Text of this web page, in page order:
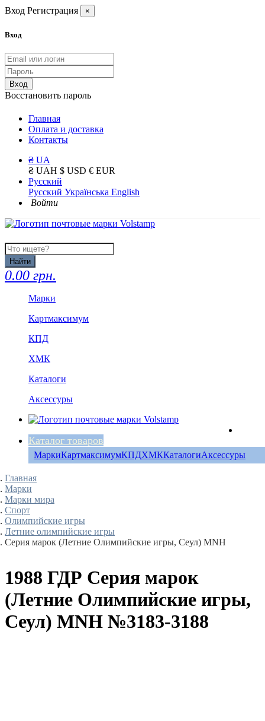
Вход Регистрация ×
Вход
Вход
Восстановить пароль
Главная
Оплата и доставка
Контакты
₴ UA
₴ UAH $ USD € EUR
Русский
Русский Українська English
Войти
Найти
0.00 грн.
Марки
Картмаксимум
КПД
ХМК
Каталоги
Аксессуры
Каталог товаров
МаркиКартмаксимумКПДХМККаталогиАксессуры
Главная
Марки
Марки мира
Спорт
Олимпийские игры
Летние олимпийские игры
Серия марок (Летние Олимпийские игры, Сеул) MNH
1988 ГДР Серия марок
(Летние Олимпийские игры,
Сеул) MNH №3183-3188